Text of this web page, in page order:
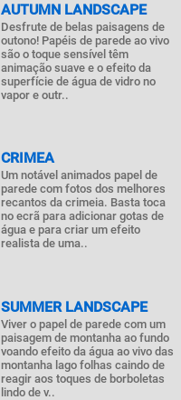
AUTUMN LANDSCAPE
Desfrute de belas paisagens de
outono! Papéis de parede ao vivo
são o toque sensível têm
animação suave e o efeito da
superfície de água de vidro no
vapor e outr..
CRIMEA
Um notável animados papel de
parede com fotos dos melhores
recantos da crimeia. Basta toca
no ecrã para adicionar gotas de
água e para criar um efeito
realista de uma..
SUMMER LANDSCAPE
Viver o papel de parede com um
paisagem de montanha ao fundo
voando efeito da água ao vivo das
montanha lago folhas caindo de
reagir aos toques de borboletas
lindo de v..